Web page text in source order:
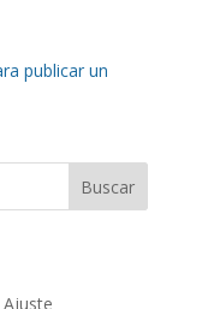
publicar un
Buscar
Ajuste